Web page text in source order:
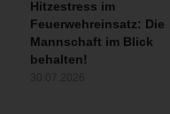
Hitzestress im
Feuerwehreinsatz: Die
Mannschaft im Blick
behalten!